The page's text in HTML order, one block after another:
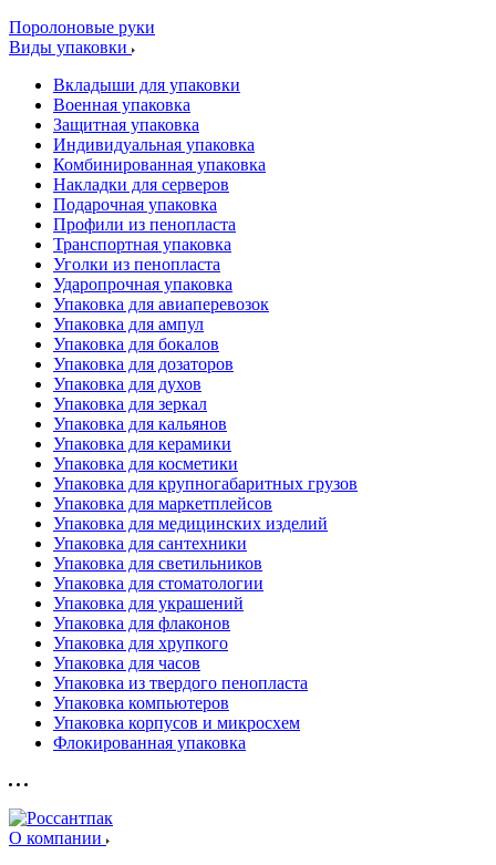
Поролоновые руки
Виды упаковки
Вкладыши для упаковки
Военная упаковка
Защитная упаковка
Индивидуальная упаковка
Комбинированная упаковка
Накладки для серверов
Подарочная упаковка
Профили из пенопласта
Транспортная упаковка
Уголки из пенопласта
Ударопрочная упаковка
Упаковка для авиаперевозок
Упаковка для ампул
Упаковка для бокалов
Упаковка для дозаторов
Упаковка для духов
Упаковка для зеркал
Упаковка для кальянов
Упаковка для керамики
Упаковка для косметики
Упаковка для крупногабаритных грузов
Упаковка для маркетплейсов
Упаковка для медицинских изделий
Упаковка для сантехники
Упаковка для светильников
Упаковка для стоматологии
Упаковка для украшений
Упаковка для флаконов
Упаковка для хрупкого
Упаковка для часов
Упаковка из твердого пенопласта
Упаковка компьютеров
Упаковка корпусов и микросхем
Флокированная упаковка
О компании